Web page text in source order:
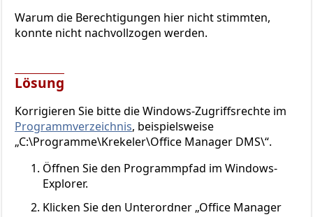
Warum die Berechtigungen hier nicht stimmten,
konnte nicht nachvollzogen werden.
Lösung
Korrigieren Sie bitte die Windows-Zugriffsrechte im
Programmverzeichnis, beispielsweise
„C:\Programme\Krekeler\Office Manager DMS\“.
Öffnen Sie den Programmpfad im Windows-
Explorer.
Klicken Sie den Unterordner „Office Manager